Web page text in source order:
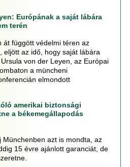
Európának a saját lábára
terén
át függött védelmi téren az
eljött az idő, hogy saját lábára
von der Leyen, az Európai
a müncheni
elmondott
amerikai biztonsági
a békemegállapodás
Münchenben azt is mondta, az
15 évre ajánlott garanciát, de